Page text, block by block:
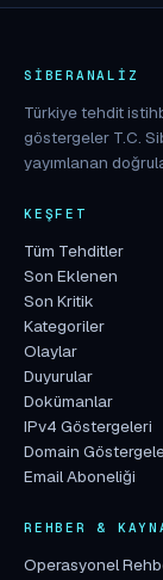
SIBERANALIZ
Türkiye tehdit
göstergeler T.C.
yayımlanan
KEŞFET
Tüm Tehditler
Son Eklenen
Son Kritik
Kategoriler
Olaylar
Duyurular
Dokümanlar
IPv4 Göstergeleri
Domain
Email Aboneliği
REHBER &
Operasyonel